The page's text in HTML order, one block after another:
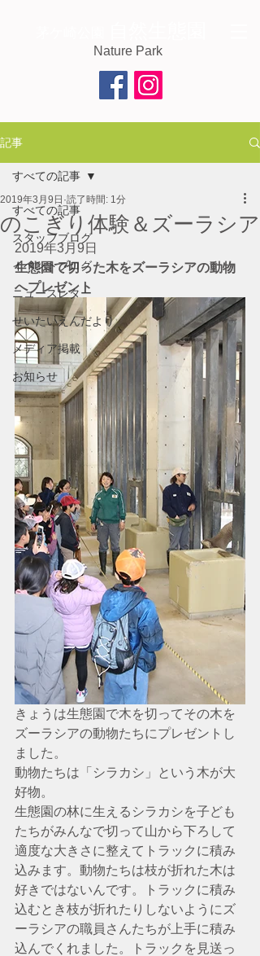
Nature Park
記事
すべての記事
スタッフブログ
イベントブログ
ニュースレター
せいたいえんだより
メディア掲載
お知らせ
すべての記事
のこぎり体験＆ズーラシア
2019年3月9日 読了時間: 1分
2019年3月9日
生態園で切った木をズーラシアの動物
へプレゼント
きょうは生態園で木を切ってその木を
ズーラシアの動物たちにプレゼントし
ました。
動物たちは「シラカシ」という木が大
好物。
生態園の林に生えるシラカシを子ども
たちがみんなで切って山から下ろして
適度な大きさに整えてトラックに積み
込みます。動物たちは枝が折れた木は
好きではないんです。トラックに積み
込むとき枝が折れたりしないようにズ
ーラシアの職員さんたちが上手に積み
込んでくれました。トラックを見送っ